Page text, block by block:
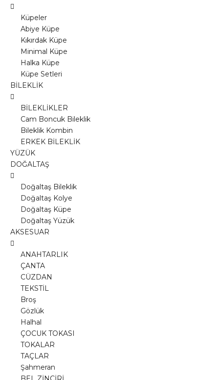
Küpeler
Abiye Küpe
Kıkırdak Küpe
Minimal Küpe
Halka Küpe
Küpe Setleri
BİLEKLİK
BİLEKLİKLER
Cam Boncuk Bileklik
Bileklik Kombin
ERKEK BİLEKLİK
YÜZÜK
DOĞALTAŞ
Doğaltaş Bileklik
Doğaltaş Kolye
Doğaltaş Küpe
Doğaltaş Yüzük
AKSESUAR
ANAHTARLIK
ÇANTA
CÜZDAN
TEKSTİL
Broş
Gözlük
Halhal
ÇOCUK TOKASI
TOKALAR
TAÇLAR
Şahmeran